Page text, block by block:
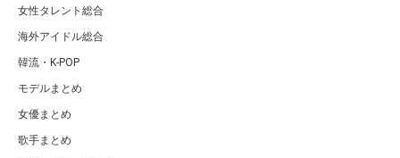
女性タレント総合
海外アイドル総合
韓流・K-POP
モデルまとめ
女優まとめ
歌手まとめ